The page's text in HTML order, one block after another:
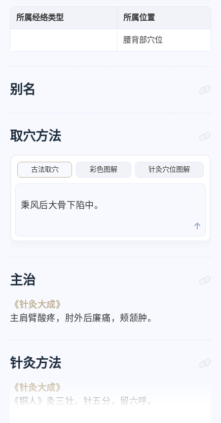
所属经络类型 所属位置
腰背部穴位
别名
取穴方法
古法取穴 彩色图解 针灸穴位图解
秉风后大骨下陷中。
主治
《针灸大成》
主肩臂酸疼，肘外后廉痛，颊颔肿。
针灸方法
《针灸大成》
《铜人》灸三壮，针五分，留六呼。